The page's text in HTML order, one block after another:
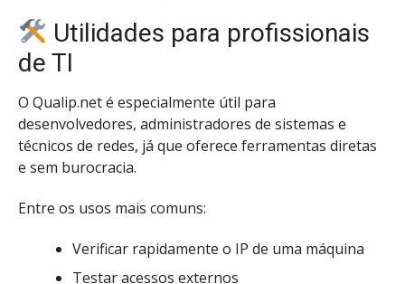
Utilidades para profissionais
de TI
O Qualip.net é especialmente útil para
desenvolvedores, administradores de sistemas e
técnicos de redes, já que oferece ferramentas diretas
e sem burocracia.
Entre os usos mais comuns:
Verificar rapidamente o IP de uma máquina
Testar acessos externos